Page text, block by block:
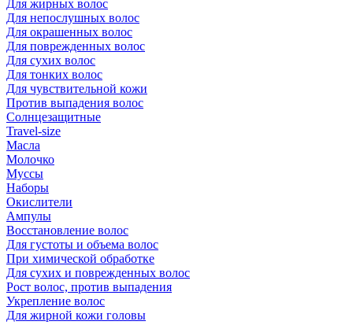
Для жирных волос
Для непослушных волос
Для окрашенных волос
Для поврежденных волос
Для сухих волос
Для тонких волос
Для чувствительной кожи
Против выпадения волос
Солнцезащитные
Travel-size
Масла
Молочко
Муссы
Наборы
Окислители
Ампулы
Восстановление волос
Для густоты и объема волос
При химической обработке
Для сухих и поврежденных волос
Рост волос, против выпадения
Укрепление волос
Для жирной кожи головы